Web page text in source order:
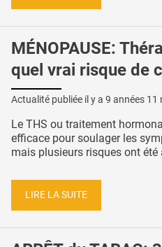
MÉNOPAUSE:
quel vrai risque de
Actualité publiée il y a 9 années 11
Le THS ou traitement
efficace pour soulager les
mais plusieurs risques ont été
LIRE LA SUITE